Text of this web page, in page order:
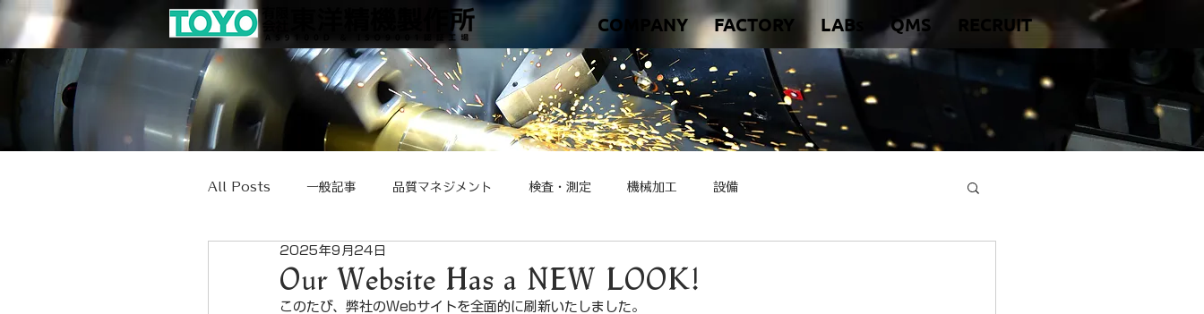
COMPANY FACTORY LABs QMS RECRUIT
All Posts 一般記事 品質マネジメント 検査・測定 機械加工 設備
Our Website Has a NEW LOOK!
2025年9月24日
このたび、弊社のWebサイトを全面的に刷新いたしました。